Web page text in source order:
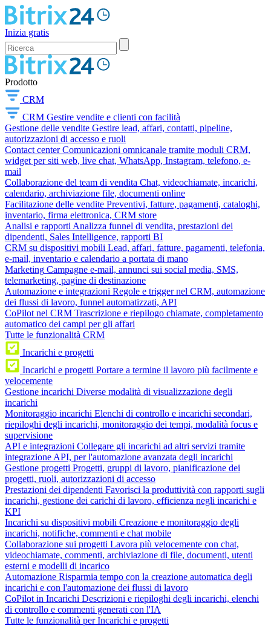
Inizia gratis
Prodotto
CRM
CRM Gestire vendite e clienti con facilità
Gestione delle vendite Gestire lead, affari, contatti, pipeline,
autorizzazioni di accesso e ruoli
Contact center Comunicazioni omnicanale tramite moduli CRM,
widget per siti web, live chat, WhatsApp, Instagram, telefono, e-
mail
Collaborazione del team di vendita Chat, videochiamate, incarichi,
calendario, archiviazione file, documenti online
Facilitazione delle vendite Preventivi, fatture, pagamenti, cataloghi,
inventario, firma elettronica, CRM store
Analisi e rapporti Analizza funnel di vendita, prestazioni dei
dipendenti, Sales Intelligence, rapporti BI
CRM su dispositivi mobili Lead, affari, fatture, pagamenti, telefonia,
e-mail, inventario e calendario a portata di mano
Marketing Campagne e-mail, annunci sui social media, SMS,
telemarketing, pagine di destinazione
Automazione e integrazioni Regole e trigger nel CRM, automazione
dei flussi di lavoro, funnel automatizzati, API
CoPilot nel CRM Trascrizione e riepilogo chiamate, completamento
automatico dei campi per gli affari
Tutte le funzionalità CRM
Incarichi e progetti
Incarichi e progetti Portare a termine il lavoro più facilmente e
velocemente
Gestione incarichi Diverse modalità di visualizzazione degli
incarichi
Monitoraggio incarichi Elenchi di controllo e incarichi secondari,
riepiloghi degli incarichi, monitoraggio dei tempi, modalità focus e
supervisione
API e integrazioni Collegare gli incarichi ad altri servizi tramite
integrazione API, per l'automazione avanzata degli incarichi
Gestione progetti Progetti, gruppi di lavoro, pianificazione dei
progetti, ruoli, autorizzazioni di accesso
Prestazioni dei dipendenti Favorisci la produttività con rapporti sugli
incarichi, gestione dei carichi di lavoro, efficienza negli incarichi e
KPI
Incarichi su dispositivi mobili Creazione e monitoraggio degli
incarichi, notifiche, commenti e chat mobile
Collaborazione sui progetti Lavora più velocemente con chat,
videochiamate, commenti, archiviazione di file, documenti, utenti
esterni e modelli di incarico
Automazione Risparmia tempo con la creazione automatica degli
incarichi e con l'automazione dei flussi di lavoro
CoPilot in Incarichi Descrizioni e riepiloghi degli incarichi, elenchi
di controllo e commenti generati con l'IA
Tutte le funzionalità per Incarichi e progetti